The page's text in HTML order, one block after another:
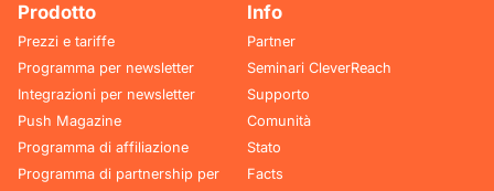
Prodotto
Prezzi e tariffe
Programma per newsletter
Integrazioni per newsletter
Push Magazine
Programma di affiliazione
Programma di partnership per
Info
Partner
Seminari CleverReach
Supporto
Comunità
Stato
Facts